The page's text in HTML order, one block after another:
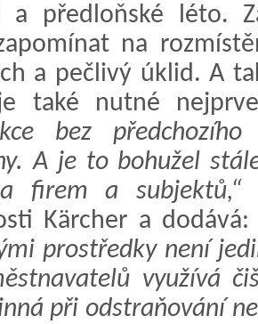
a předloňské léto.
na
a pečlivý úklid. A
také nutné
bez
A je to bohužel
firem a subjektů,“
Kärcher a
prostředky není
využívá
při odstraňování